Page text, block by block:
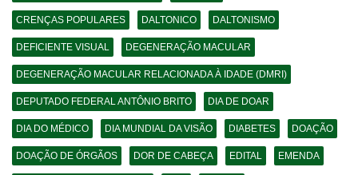
CRENÇAS POPULARES DALTONICO DALTONISMO
DEFICIENTE VISUAL DEGENERAÇÃO MACULAR
DEGENERAÇÃO MACULAR RELACIONADA À IDADE (DMRI)
DEPUTADO FEDERAL ANTÔNIO BRITO DIA DE DOAR
DIA DO MÉDICO DIA MUNDIAL DA VISÃO DIABETES DOAÇÃO
DOAÇÃO DE ÓRGÃOS DOR DE CABEÇA EDITAL EMENDA